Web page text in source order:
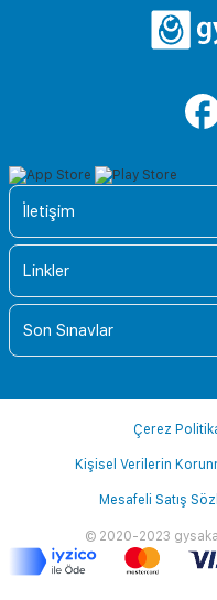
İletişim
Linkler
Son Sınavlar
© 2020-2023
Çerez
Kişisel Verilerin
Mesafeli Satış